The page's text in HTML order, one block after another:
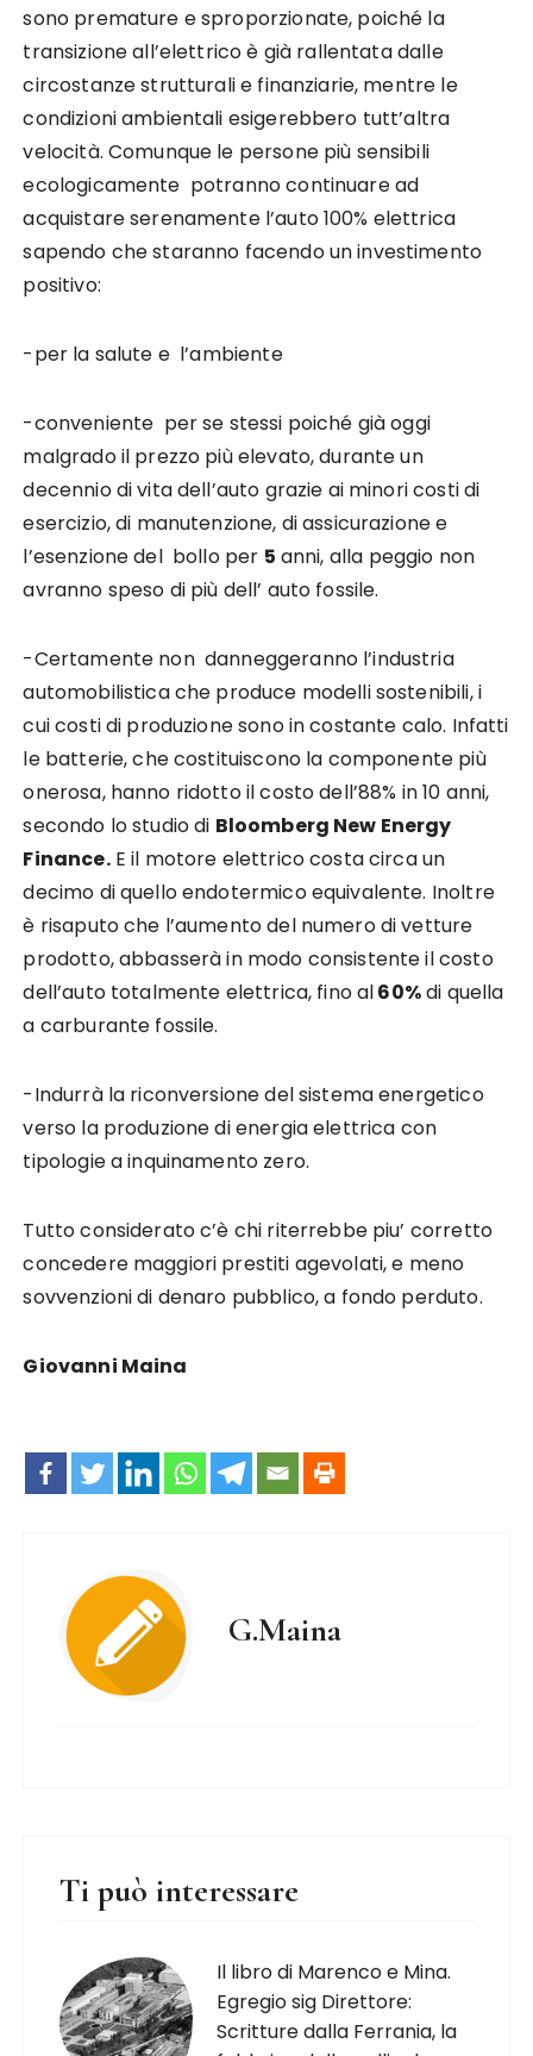
sono premature e sproporzionate, poiché la
transizione all’elettrico è già rallentata dalle
circostanze strutturali e finanziarie, mentre le
condizioni ambientali esigerebbero tutt’altra
velocità. Comunque le persone più sensibili
ecologicamente potranno continuare ad
acquistare serenamente l’auto 100% elettrica
sapendo che staranno facendo un investimento
positivo:
-per la salute e l’ambiente
-conveniente per se stessi poiché già oggi
malgrado il prezzo più elevato, durante un
decennio di vita dell’auto grazie ai minori costi di
esercizio, di manutenzione, di assicurazione e
l’esenzione del bollo per 5 anni, alla peggio non
avranno speso di più dell’ auto fossile.
-Certamente non danneggeranno l’industria
automobilistica che produce modelli sostenibili, i
cui costi di produzione sono in costante calo. Infatti
le batterie, che costituiscono la componente più
onerosa, hanno ridotto il costo dell’88% in 10 anni,
secondo lo studio di Bloomberg New Energy
Finance.E il motore elettrico costa circa un
decimo di quello endotermico equivalente. Inoltre
è risaputo che l’aumento del numero di vetture
prodotto, abbasserà in modo consistente il costo
dell’auto totalmente elettrica, fino al60%di quella
a carburante fossile.
-Indurrà la riconversione del sistema energetico
verso la produzione di energia elettrica con
tipologie a inquinamento zero.
Tutto considerato c’è chi riterrebbe piu’ corretto
concedere maggiori prestiti agevolati, e meno
sovvenzioni di denaro pubblico, a fondo perduto.
Giovanni Maina
G.Maina
Ti può interessare
Il libro di Marenco e Mina.
Egregio sig Direttore:
Scritture dalla Ferrania, la